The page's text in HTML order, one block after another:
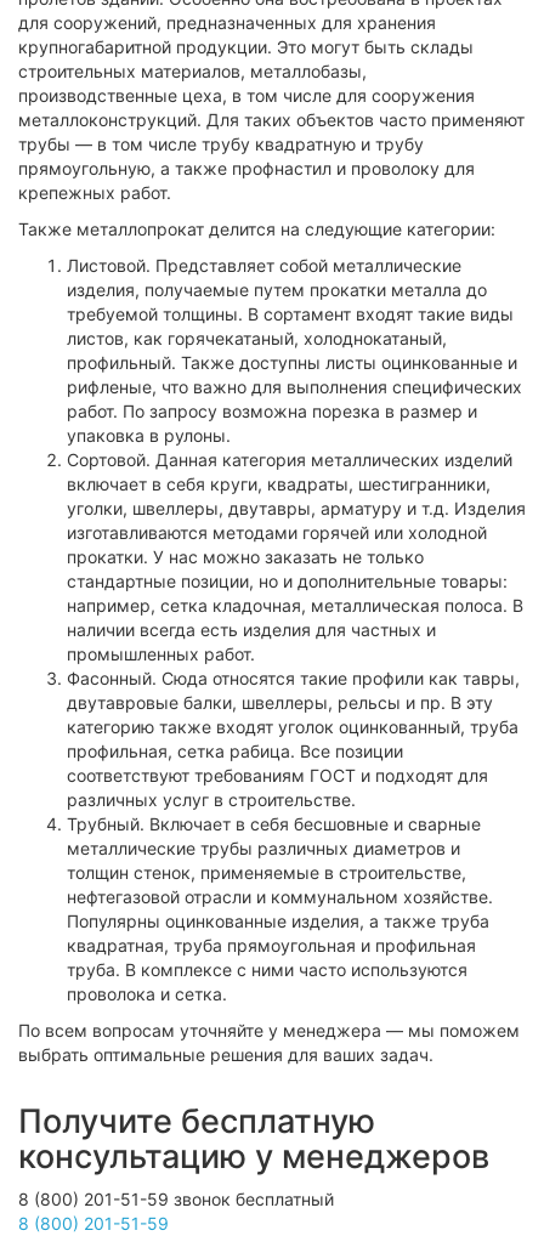
для сооружений, предназначенных для хранения
крупногабаритной продукции. Это могут быть склады
строительных материалов, металлобазы,
производственные цеха, в том числе для сооружения
металлоконструкций. Для таких объектов часто применяют
трубы — в том числе трубу квадратную и трубу
прямоугольную, а также профнастил и проволоку для
крепежных работ.
Также металлопрокат делится на следующие категории:
Листовой. Представляет собой металлические
изделия, получаемые путем прокатки металла до
требуемой толщины. В сортамент входят такие виды
листов, как горячекатаный, холоднокатаный,
профильный. Также доступны листы оцинкованные и
рифленые, что важно для выполнения специфических
работ. По запросу возможна порезка в размер и
упаковка в рулоны.
Сортовой. Данная категория металлических изделий
включает в себя круги, квадраты, шестигранники,
уголки, швеллеры, двутавры, арматуру и т.д. Изделия
изготавливаются методами горячей или холодной
прокатки. У нас можно заказать не только
стандартные позиции, но и дополнительные товары:
например, сетка кладочная, металлическая полоса. В
наличии всегда есть изделия для частных и
промышленных работ.
Фасонный. Сюда относятся такие профили как тавры,
двутавровые балки, швеллеры, рельсы и пр. В эту
категорию также входят уголок оцинкованный, труба
профильная, сетка рабица. Все позиции
соответствуют требованиям ГОСТ и подходят для
различных услуг в строительстве.
Трубный. Включает в себя бесшовные и сварные
металлические трубы различных диаметров и
толщин стенок, применяемые в строительстве,
нефтегазовой отрасли и коммунальном хозяйстве.
Популярны оцинкованные изделия, а также труба
квадратная, труба прямоугольная и профильная
труба. В комплексе с ними часто используются
проволока и сетка.
По всем вопросам уточняйте у менеджера — мы поможем
выбрать оптимальные решения для ваших задач.
Получите бесплатную
консультацию у менеджеров
8 (800) 201-51-59